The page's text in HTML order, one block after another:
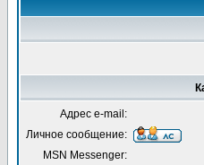
Адрес e-mail:
Личное сообщение:
MSN Messenger: